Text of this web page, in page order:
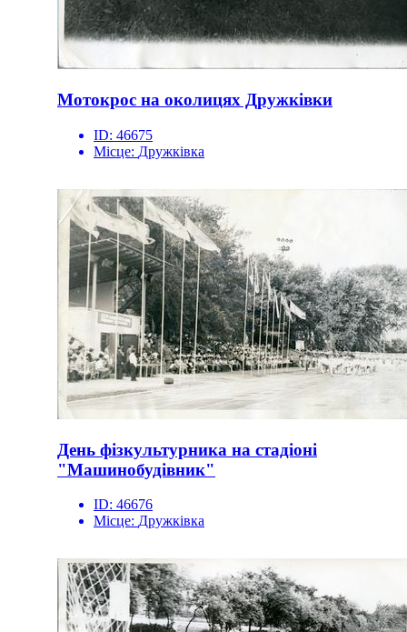
Мотокрос на околицях Дружківки
ID: 46675
Місце: Дружківка
День фізкультурника на стадіоні
"Машинобудівник"
ID: 46676
Місце: Дружківка